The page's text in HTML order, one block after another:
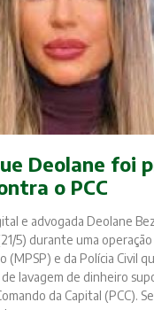
Deolane foi
o PCC
e advogada Deolane
5) durante uma
(MPSP) e da Polícia Civil
lavagem de dinheiro
da Capital (PCC).